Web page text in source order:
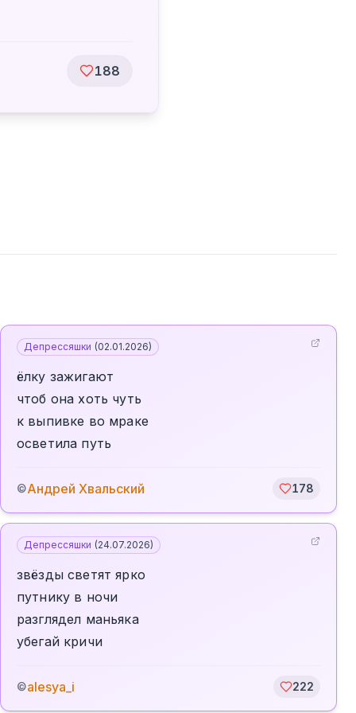
188
Депрессяшки (02.01.2026)
ёлку зажигают
чтоб она хоть чуть
к выпивке во мраке
осветила путь
©Андрей Хвальский 178
Депрессяшки (24.07.2026)
звëзды светят ярко
путнику в ночи
разглядел маньяка
убегай кричи
©alesya_i 222